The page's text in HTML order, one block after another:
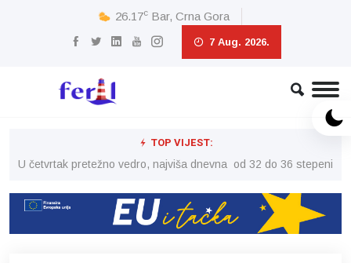
26.17c Bar, Crna Gora
7 Aug. 2026.
TOP VIJEST:
U četvrtak pretežno vedro, najviša dnevna od 32 do 36 stepeni